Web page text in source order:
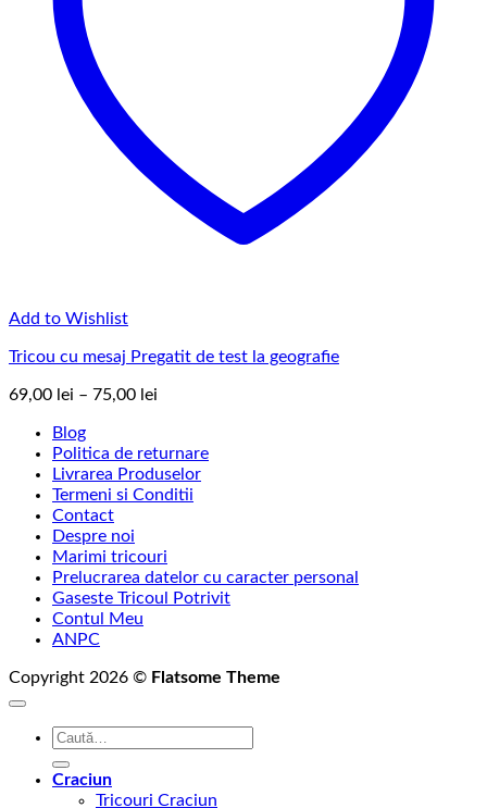
Add to Wishlist
Tricou cu mesaj Pregatit de test la geografie
69,00 lei – 75,00 lei
69,00 lei
până
la
Blog
Politica de returnare
Livrarea Produselor
Termeni si Conditii
Contact
Despre noi
Marimi tricouri
Prelucrarea datelor cu caracter personal
Gaseste Tricoul Potrivit
Contul Meu
ANPC
Copyright 2026 © Flatsome Theme
Caută
Craciun
Tricouri Craciun